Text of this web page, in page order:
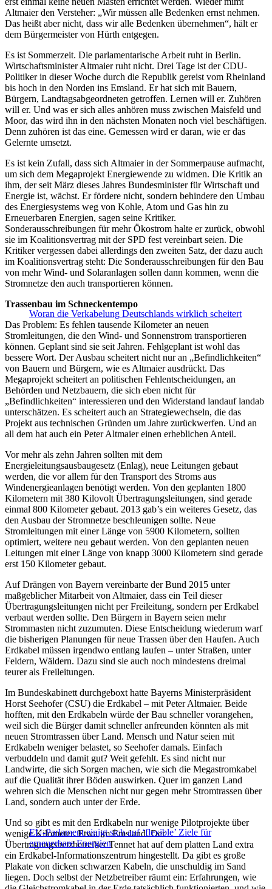
Altmaier den Versteher: „Wir müssen alle Bedenken ernst nehmen.
Das heißt aber nicht, dass wir alle Bedenken übernehmen“, hält er
dem Bürgermeister von Hürth entgegen.
Es ist Sommerzeit. Die parlamentarische Arbeit ruht in Berlin.
Wirtschaftsminister Altmaier ruht nicht. Drei Tage ist der CDU-
Politiker in dieser Woche durch die Republik gereist vom Rheinland
bis hoch in den Norden ins Emsland. Er hat sich mit Bauern,
Bürgern, Landtagsabgeordneten getroffen. Lernen will er. Zuhören
will er. Und was er sich alles anhören muss zwischen Maisfeld und
Moor, das wird ihn in den nächsten Monaten noch viel beschäftigen.
Denn zuhören ist das eine. Gemessen wird er daran, wie er das
Gelernte umsetzt.
Es ist kein Zufall, dass sich Altmaier in der Sommerpause aufmacht,
um sich dem Megaprojekt Energiewende zu widmen. Die Kritik an
ihm, der seit März dieses Jahres Bundesminister für Wirtschaft und
Energie ist, wächst. Er fördere nicht, sondern behindere den Umbau
des Energiesystems weg von Kohle, Atom und Gas hin zu
Erneuerbaren Energien, sagen seine Kritiker.
Sonderausschreibungen für mehr Ökostrom halte er zurück, obwohl
sie im Koalitionsvertrag mit der SPD fest vereinbart seien. Die
Kritiker vergessen dabei allerdings den zweiten Satz, der dazu auch
im Koalitionsvertrag steht: Die Sonderausschreibungen für den Bau
von mehr Wind- und Solaranlagen sollen dann kommen, wenn die
Stromnetze den auch transportieren können.
Woran die Verkabelung Deutschlands wirklich scheitert
Trassenbau im Schneckentempo
Das Problem: Es fehlen tausende Kilometer an neuen
Stromleitungen, die den Wind- und Sonnenstrom transportieren
können. Geplant sind sie seit Jahren. Fehlgeplant ist wohl das
bessere Wort. Der Ausbau scheitert nicht nur an „Befindlichkeiten“
von Bauern und Bürgern, wie es Altmaier ausdrückt. Das
Megaprojekt scheitert an politischen Fehlentscheidungen, an
Behörden und Netzbauern, die sich eben nicht für
„Befindlichkeiten“ interessieren und den Widerstand landauf landab
unterschätzen. Es scheitert auch an Strategiewechseln, die das
Projekt aus technischen Gründen um Jahre zurückwerfen. Und an
all dem hat auch ein Peter Altmaier einen erheblichen Anteil.
Vor mehr als zehn Jahren sollten mit dem
Energieleitungsausbaugesetz (Enlag), neue Leitungen gebaut
werden, die vor allem für den Transport des Stroms aus
Windenergieanlagen benötigt werden. Von den geplanten 1800
Kilometern mit 380 Kilovolt Übertragungsleitungen, sind gerade
einmal 800 Kilometer gebaut. 2013 gab’s ein weiteres Gesetz, das
den Ausbau der Stromnetze beschleunigen sollte. Neue
Stromleitungen mit einer Länge von 5900 Kilometern, sollten
optimiert, weitere neu gebaut werden. Von den geplanten neuen
Leitungen mit einer Länge von knapp 3000 Kilometern sind gerade
erst 150 Kilometer gebaut.
Auf Drängen von Bayern vereinbarte der Bund 2015 unter
maßgeblicher Mitarbeit von Altmaier, dass ein Teil dieser
Übertragungsleitungen nicht per Freileitung, sondern per Erdkabel
verbaut werden sollte. Den Bürgern in Bayern seien mehr
Strommasten nicht zuzumuten. Diese Entscheidung wiederum warf
die bisherigen Planungen für neue Trassen über den Haufen. Auch
Erdkabel müssen irgendwo entlang laufen – unter Straßen, unter
Feldern, Wäldern. Dazu sind sie auch noch mindestens dreimal
teurer als Freileitungen.
Im Bundeskabinett durchgeboxt hatte Bayerns Ministerpräsident
Horst Seehofer (CSU) die Erdkabel – mit Peter Altmaier. Beide
hofften, mit den Erdkabeln würde der Bau schneller vorangehen,
weil sich die Bürger damit schneller anfreunden könnten als mit
neuen Stromtrassen über Land. Mensch und Natur seien mit
Erdkabeln weniger belastet, so Seehofer damals. Einfach
verbuddeln und damit gut? Weit gefehlt. Es sind nicht nur
Landwirte, die sich Sorgen machen, wie sich die Megastromkabel
auf die Qualität ihrer Böden auswirken. Quer im ganzen Land
wehren sich die Menschen nicht nur gegen mehr Stromtrassen über
Land, sondern auch unter der Erde.
EU-Parlament einigt sich auf ‘flexible’ Ziele für
erneuerbare Energien
Und so gibt es mit den Erdkabeln nur wenige Pilotprojekte über
wenige Kilometer. Etwa im Emsland. Der
Übertragungsnetzbetreiber Tennet hat auf dem platten Land extra
ein Erdkabel-Informationszentrum hingestellt. Da gibt es große
Plakate von dicken schwarzen Kabeln, die unschuldig im Sand
liegen. Doch selbst der Netzbetreiber räumt ein: Erfahrungen, wie